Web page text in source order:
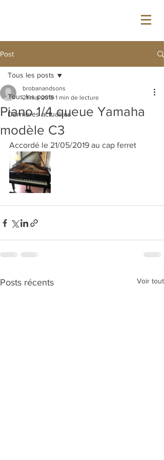
Post
Tous les posts
Dernières actualités
Tous les posts
Piano 1/4 queue Yamaha
modèle C3
brobanandsons
21 mai 2019 1 min de lecture
Accordé le 21/05/2019 au cap ferret
Posts récents Voir tout